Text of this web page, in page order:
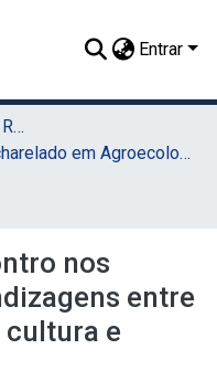
Entrar
01. Universidade Federal Rural de Pernambuco - UFRPE (Sede)
Bacharelado em Agroecologia (Sede)
nos
entre
cultura e